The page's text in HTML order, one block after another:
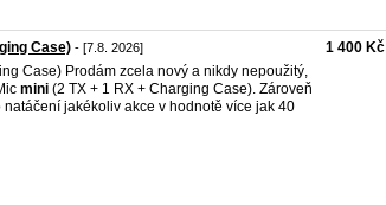
Case) - [7.8. 2026]
Case) Prodám zcela nový a nikdy nepoužitý,
mini (2 TX + 1 RX + Charging Case). Zároveň
jakékoliv akce v hodnotě více jak 40
1 400 Kč